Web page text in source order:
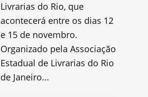
Livrarias do Rio, que
acontecerá entre os dias 12
e 15 de novembro.
Organizado pela Associação
Estadual de Livrarias do Rio
de Janeiro...